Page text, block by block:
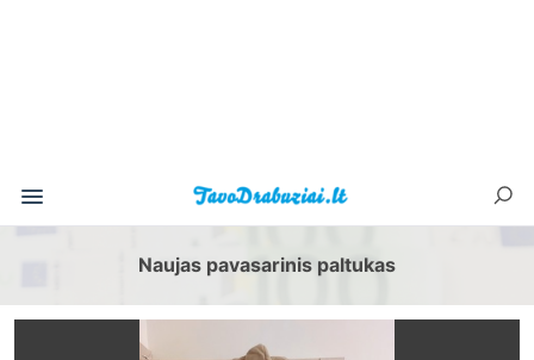
Naujas pavasarinis paltukas